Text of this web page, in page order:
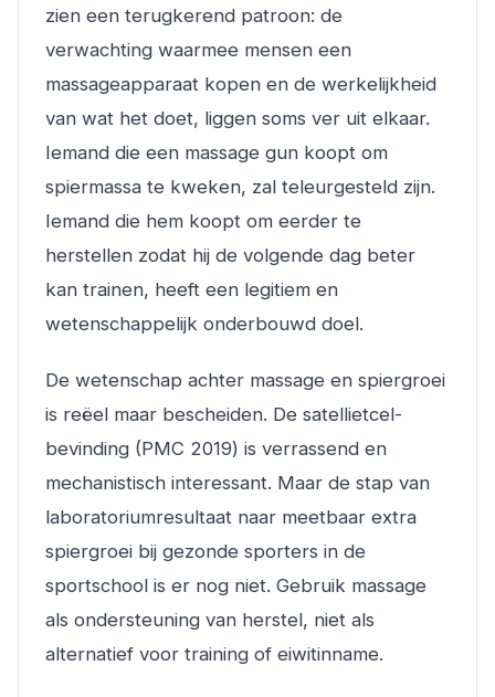
zien een terugkerend patroon: de
verwachting waarmee mensen een
massageapparaat kopen en de werkelijkheid
van wat het doet, liggen soms ver uit elkaar.
Iemand die een massage gun koopt om
spiermassa te kweken, zal teleurgesteld zijn.
Iemand die hem koopt om eerder te
herstellen zodat hij de volgende dag beter
kan trainen, heeft een legitiem en
wetenschappelijk onderbouwd doel.
De wetenschap achter massage en spiergroei
is reëel maar bescheiden. De satellietcel-
bevinding (PMC 2019) is verrassend en
mechanistisch interessant. Maar de stap van
laboratoriumresultaat naar meetbaar extra
spiergroei bij gezonde sporters in de
sportschool is er nog niet. Gebruik massage
als ondersteuning van herstel, niet als
alternatief voor training of eiwitinname.